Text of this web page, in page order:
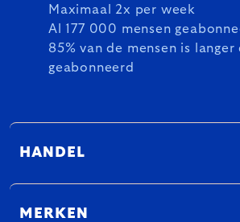
Maximaal 2x per week
Al 177 000 mensen
85% van de mensen is langer
geabonneerd
HANDEL
MERKEN